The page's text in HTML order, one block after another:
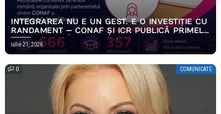
INTEGRAREA NU E UN GEST. E O INVESTIȚIE CU
RANDAMENT — CONAF ȘI ICR PUBLICĂ PRIMELE
REZULTATE MĂSURABILE ALE PROGRAMULUI
EMPOWERING HOPE
iulie 21, 2026
0 COMUNICATE